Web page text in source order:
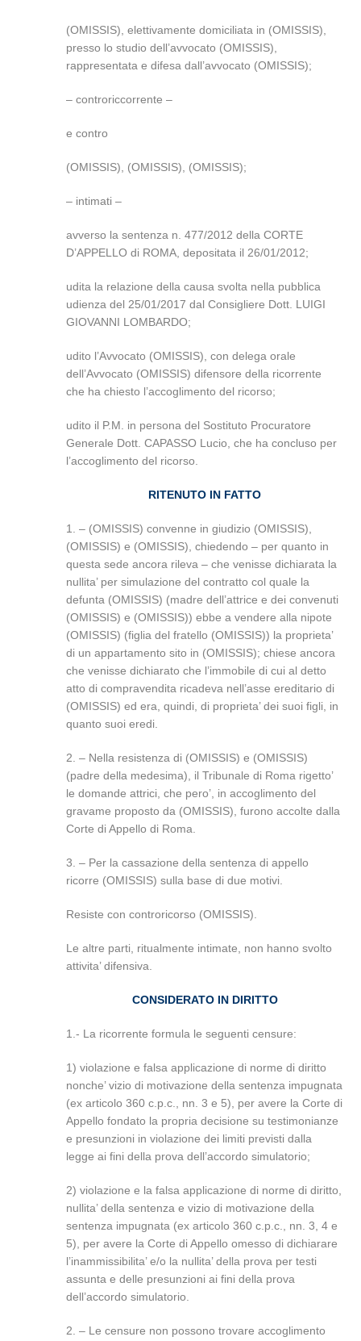
(OMISSIS), elettivamente domiciliata in (OMISSIS),
presso lo studio dell’avvocato (OMISSIS),
rappresentata e difesa dall’avvocato (OMISSIS);
– controriccorrente –
e contro
(OMISSIS), (OMISSIS), (OMISSIS);
– intimati –
avverso la sentenza n. 477/2012 della CORTE
D’APPELLO di ROMA, depositata il 26/01/2012;
udita la relazione della causa svolta nella pubblica
udienza del 25/01/2017 dal Consigliere Dott. LUIGI
GIOVANNI LOMBARDO;
udito l’Avvocato (OMISSIS), con delega orale
dell’Avvocato (OMISSIS) difensore della ricorrente
che ha chiesto l’accoglimento del ricorso;
udito il P.M. in persona del Sostituto Procuratore
Generale Dott. CAPASSO Lucio, che ha concluso per
l’accoglimento del ricorso.
RITENUTO IN FATTO
1. – (OMISSIS) convenne in giudizio (OMISSIS),
(OMISSIS) e (OMISSIS), chiedendo – per quanto in
questa sede ancora rileva – che venisse dichiarata la
nullita’ per simulazione del contratto col quale la
defunta (OMISSIS) (madre dell’attrice e dei convenuti
(OMISSIS) e (OMISSIS)) ebbe a vendere alla nipote
(OMISSIS) (figlia del fratello (OMISSIS)) la proprieta’
di un appartamento sito in (OMISSIS); chiese ancora
che venisse dichiarato che l’immobile di cui al detto
atto di compravendita ricadeva nell’asse ereditario di
(OMISSIS) ed era, quindi, di proprieta’ dei suoi figli, in
quanto suoi eredi.
2. – Nella resistenza di (OMISSIS) e (OMISSIS)
(padre della medesima), il Tribunale di Roma rigetto’
le domande attrici, che pero’, in accoglimento del
gravame proposto da (OMISSIS), furono accolte dalla
Corte di Appello di Roma.
3. – Per la cassazione della sentenza di appello
ricorre (OMISSIS) sulla base di due motivi.
Resiste con controricorso (OMISSIS).
Le altre parti, ritualmente intimate, non hanno svolto
attivita’ difensiva.
CONSIDERATO IN DIRITTO
1.- La ricorrente formula le seguenti censure:
1) violazione e falsa applicazione di norme di diritto
nonche’ vizio di motivazione della sentenza impugnata
(ex articolo 360 c.p.c., nn. 3 e 5), per avere la Corte di
Appello fondato la propria decisione su testimonianze
e presunzioni in violazione dei limiti previsti dalla
legge ai fini della prova dell’accordo simulatorio;
2) violazione e la falsa applicazione di norme di diritto,
nullita’ della sentenza e vizio di motivazione della
sentenza impugnata (ex articolo 360 c.p.c., nn. 3, 4 e
5), per avere la Corte di Appello omesso di dichiarare
l’inammissibilita’ e/o la nullita’ della prova per testi
assunta e delle presunzioni ai fini della prova
dell’accordo simulatorio.
2. – Le censure non possono trovare accoglimento